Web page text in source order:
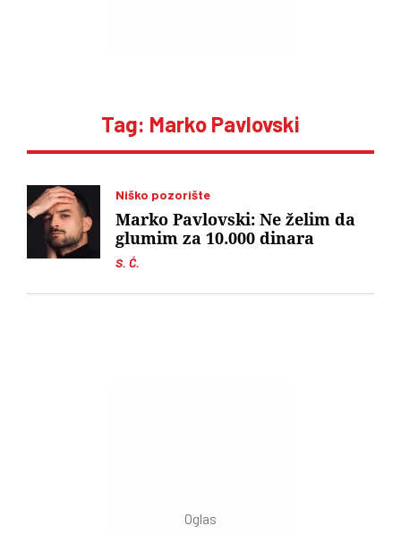
Tag: Marko Pavlovski
Niško pozorište
S. Ć.
Marko Pavlovski: Ne želim da
glumim za 10.000 dinara